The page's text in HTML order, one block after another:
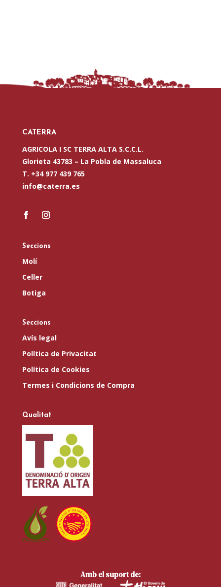
CATERRA
AGRICOLA I SC TERRA ALTA S.C.C.L.
Glorieta 43783 – La Pobla de Massaluca
T. +34 977 439 765
info@caterra.es
Seccions
Molí
Celler
Botiga
Seccions
Avís legal
Política de Privacitat
Política de Cookies
Termes i Condicions de Compra
Qualitat
Amb el suport de: